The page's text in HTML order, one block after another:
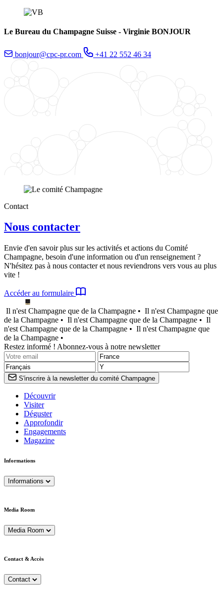
Le Bureau du Champagne Suisse - Virginie BONJOUR
bonjour@cpc-pr.com +41 22 552 46 34
Contact
Nous contacter
Envie d'en savoir plus sur les activités et actions du Comité
Champagne, besoin d'une information ou d'un renseignement ?
N'hésitez pas à nous contacter et nous reviendrons vers vous au plus
vite !
Accéder au formulaire
Il n'est Champagne que de la Champagne • Il n'est Champagne que
de la Champagne • Il n'est Champagne que de la Champagne • Il
n'est Champagne que de la Champagne • Il n'est Champagne que
de la Champagne •
Restez informé ! Abonnez-vous à notre newsletter
S'inscrire à la newsletter du comité Champagne
Découvrir
Visiter
Déguster
Approfondir
Engagements
Magazine
Informations
Informations
Media Room
Media Room
Contact & Accès
Contact